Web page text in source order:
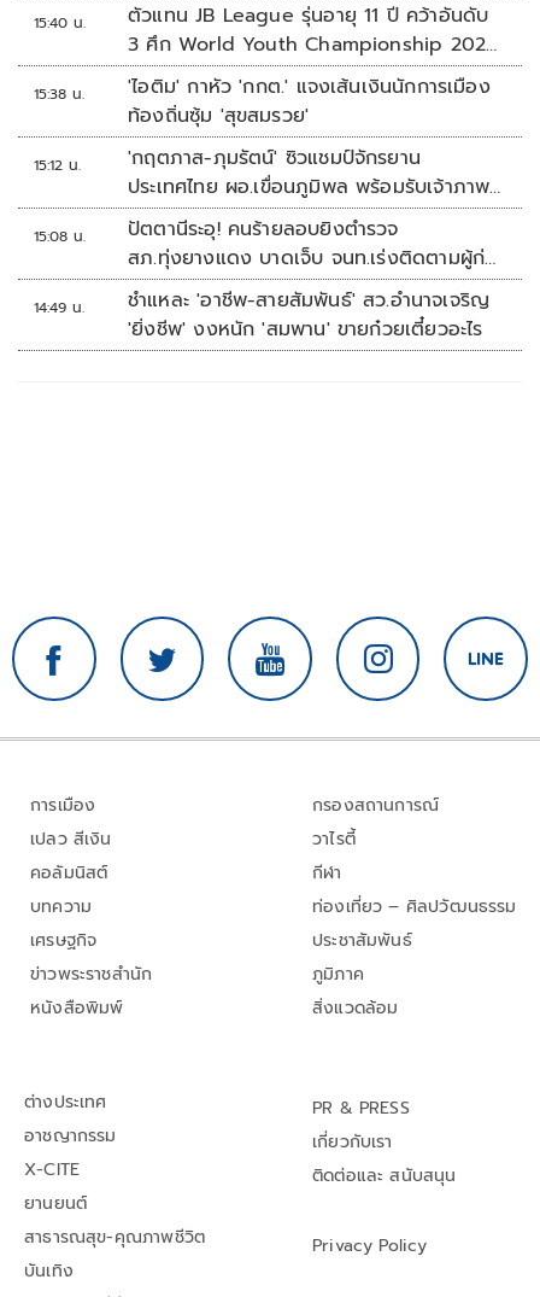
15:40 น.
ตัวแทน JB League รุ่นอายุ 11 ปี คว้าอันดับ
3 ศึก World Youth Championship 2026
ที่สิงคโปร์
15:38 น.
'ไอติม' กาหัว 'กกต.' แจงเส้นเงินนักการเมือง
ท้องถิ่นซุ้ม 'สุขสมรวย'
15:12 น.
'กฤตภาส-ภุมรัตน์' ซิวแชมป์จักรยาน
ประเทศไทย ผอ.เขื่อนภูมิพล พร้อมรับเจ้าภาพ
ต่อ ปี 2570
15:08 น.
ปัตตานีระอุ! คนร้ายลอบยิงตำรวจ
สภ.ทุ่งยางแดง บาดเจ็บ จนท.เร่งติดตามผู้ก่อ
เหตุ
14:49 น.
ชำแหละ 'อาชีพ-สายสัมพันธ์' สว.อำนาจเจริญ
'ยิ่งชีพ' งงหนัก 'สมพาน' ขายก๋วยเตี๋ยวอะไร
การเมือง
เปลว สีเงิน
คอลัมนิสต์
บทความ
เศรษฐกิจ
ข่าวพระราชสำนัก
หนังสือพิมพ์
กรองสถานการณ์
วาไรตี้
กีฬา
ท่องเที่ยว – ศิลปวัฒนธรรม
ประชาสัมพันธ์
ภูมิภาค
สิ่งแวดล้อม
ต่างประเทศ
อาชญากรรม
X-CITE
ยานยนต์
สาธารณสุข-คุณภาพชีวิต
บันเทิง
PR & PRESS
เกี่ยวกับเรา
ติดต่อและ สนับสนุน
Privacy Policy